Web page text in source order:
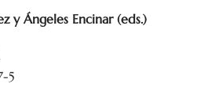
y Ángeles Encinar (eds.)
5